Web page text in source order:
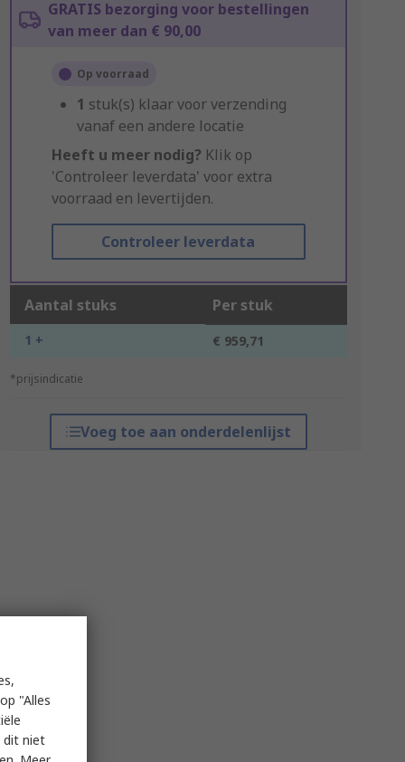
GRATIS bezorging voor bestellingen
van meer dan € 90,00
Op voorraad
1 stuk(s) klaar voor verzending
vanaf een andere locatie
Heeft u meer nodig? Klik op
'Controleer leverdata' voor extra
voorraad en levertijden.
Controleer leverdata
Aantal stuks Per stuk
1 + € 959,71
*prijsindicatie
Voeg toe aan onderdelenlijst
"Alles
dit niet